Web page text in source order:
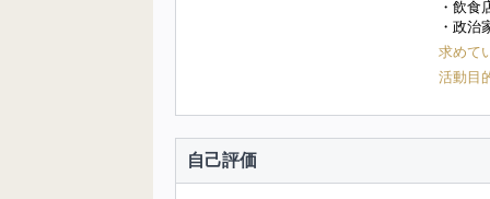
・飲食
・政治
求めて
活動目
自己評価